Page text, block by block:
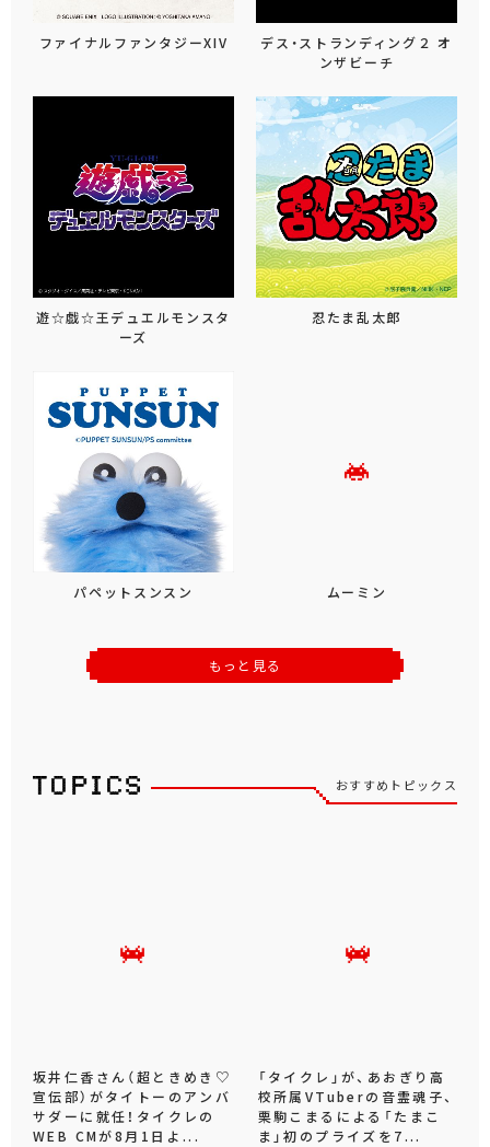
ファイナルファンタジーXIV
デス・ストランディング２ オ
ンザビーチ
遊☆戯☆王デュエルモンスタ
ーズ
忍たま乱太郎
パペットスンスン ムーミン
もっと見る
おすすめトピックス
坂井仁香さん（超ときめき♡
宣伝部）がタイトーのアンバ
サダーに就任！タイクレの
WEB CMが8月1日よ...
「タイクレ」が、あおぎり高
校所属VTuberの音霊魂子、
栗駒こまるによる「たまこ
ま」初のプライズを7...